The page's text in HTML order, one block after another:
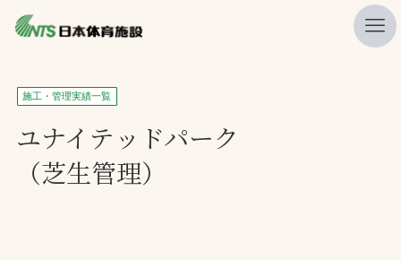
私たちの強み
ニュース
プレスリリース
施工・管理実績一覧
ユナイテッドパーク
（芝生管理）